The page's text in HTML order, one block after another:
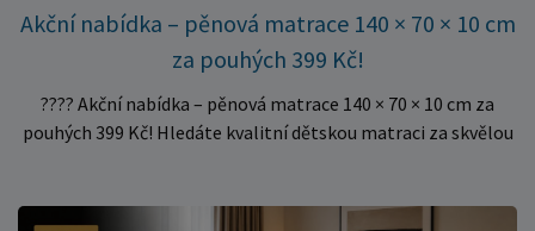
Akční nabídka – pěnová matrace 140 × 70 × 10 cm
za pouhých 399 Kč!
???? Akční nabídka – pěnová matrace 140 × 70 × 10 cm za
pouhých 399 Kč! Hledáte kvalitní dětskou matraci za skvělou
✅ Pohodlné pěnové jádro pro komfortní spánek dítěte ✅